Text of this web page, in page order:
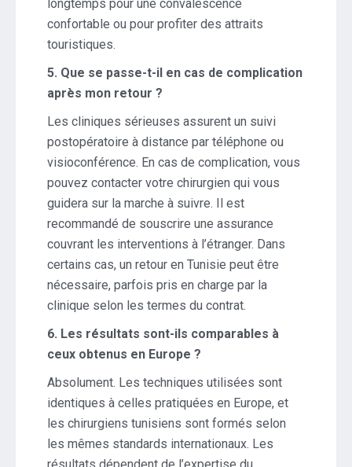
longtemps pour une convalescence
confortable ou pour profiter des attraits
touristiques.
5. Que se passe-t-il en cas de complication
après mon retour ?
Les cliniques sérieuses assurent un suivi
postopératoire à distance par téléphone ou
visioconférence. En cas de complication, vous
pouvez contacter votre chirurgien qui vous
guidera sur la marche à suivre. Il est
recommandé de souscrire une assurance
couvrant les interventions à l’étranger. Dans
certains cas, un retour en Tunisie peut être
nécessaire, parfois pris en charge par la
clinique selon les termes du contrat.
6. Les résultats sont-ils comparables à
ceux obtenus en Europe ?
Absolument. Les techniques utilisées sont
identiques à celles pratiquées en Europe, et
les chirurgiens tunisiens sont formés selon
les mêmes standards internationaux. Les